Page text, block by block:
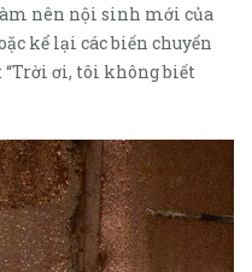
nên nội sinh mới của
kể lại các biến chuyển
ơi, tôi không biết